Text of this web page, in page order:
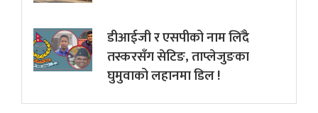
डीआईजी र एसपीको नाम लिँदै
तस्करसँग सेटिङ, ताप्लेजुङका
घुमुवाको लहानमा डिल !